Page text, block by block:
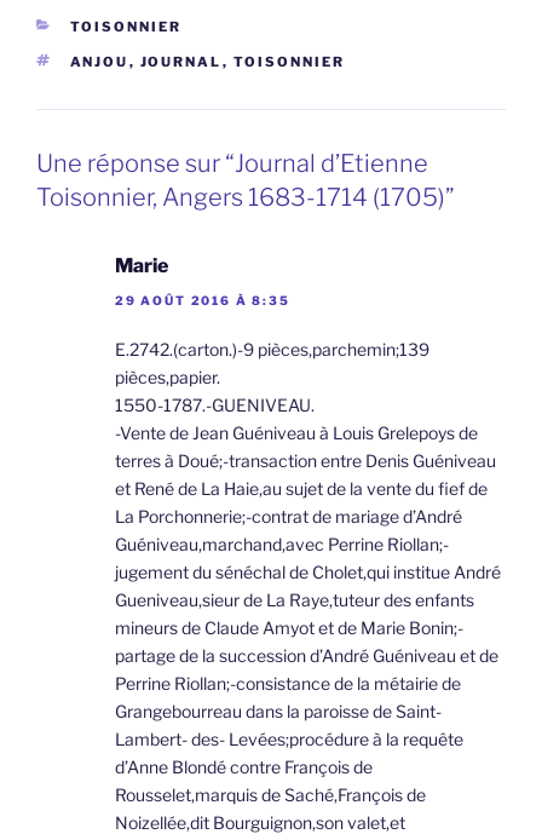
CATÉGORIES
TOISONNIER
ÉTIQUETTES
ANJOU , JOURNAL , TOISONNIER
Une réponse sur “Journal d’Etienne
Toisonnier, Angers 1683-1714 (1705)”
Marie
29 AOÛT 2016 À 8:35
E.2742.(carton.)-9 pièces,parchemin;139
pièces,papier.
1550-1787.-GUENIVEAU.
-Vente de Jean Guéniveau à Louis Grelepoys de
terres à Doué;-transaction entre Denis Guéniveau
et René de La Haie,au sujet de la vente du fief de
La Porchonnerie;-contrat de mariage d’André
Guéniveau,marchand,avec Perrine Riollan;-
jugement du sénéchal de Cholet,qui institue André
Gueniveau,sieur de La Raye,tuteur des enfants
mineurs de Claude Amyot et de Marie Bonin;-
partage de la succession d’André Guéniveau et de
Perrine Riollan;-consistance de la métairie de
Grangebourreau dans la paroisse de Saint-
Lambert- des- Levées;procédure à la requête
d’Anne Blondé contre François de
Rousselet,marquis de Saché,François de
Noizellée,dit Bourguignon,son valet,et